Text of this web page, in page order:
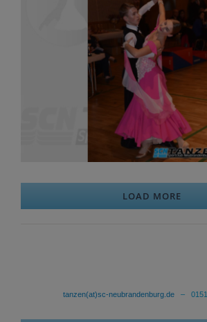
LOAD MORE
tanzen(at)sc-neubrandenburg.de–